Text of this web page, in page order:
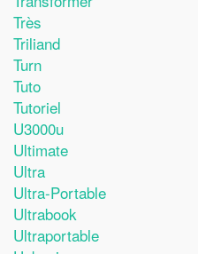
Très
Triliand
Turn
Tuto
Tutoriel
U3000u
Ultimate
Ultra
Ultra-Portable
Ultrabook
Ultraportable